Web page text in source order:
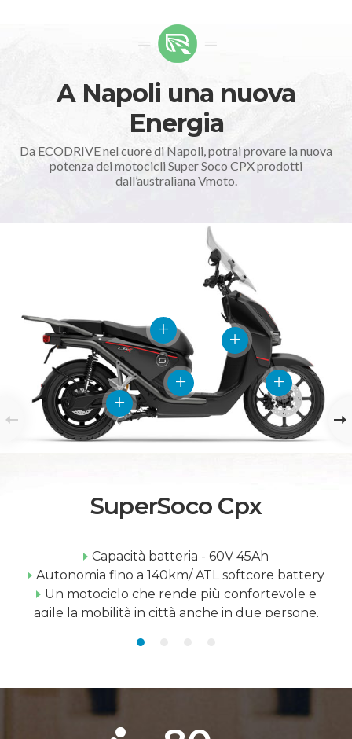
A Napoli una nuova
Energia
Da ECODRIVE nel cuore di Napoli, potrai provare la nuova
potenza dei motocicli Super Soco CPX prodotti
dall’australiana Vmoto.
SuperSoco Cpx
Capacità batteria - 60V 45Ah
Autonomia fino a 140km/ ATL softcore battery
Un motociclo che rende più confortevole e
agile la mobilità in città anche in due persone.